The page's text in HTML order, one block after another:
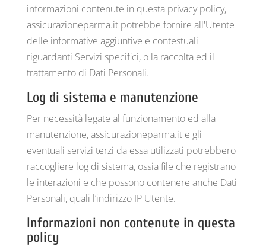
informazioni contenute in questa privacy policy,
assicurazioneparma.it potrebbe fornire all'Utente
delle informative aggiuntive e contestuali
riguardanti Servizi specifici, o la raccolta ed il
trattamento di Dati Personali.
Log di sistema e manutenzione
Per necessità legate al funzionamento ed alla
manutenzione, assicurazioneparma.it e gli
eventuali servizi terzi da essa utilizzati potrebbero
raccogliere log di sistema, ossia file che registrano
le interazioni e che possono contenere anche Dati
Personali, quali l’indirizzo IP Utente.
Informazioni non contenute in questa
policy